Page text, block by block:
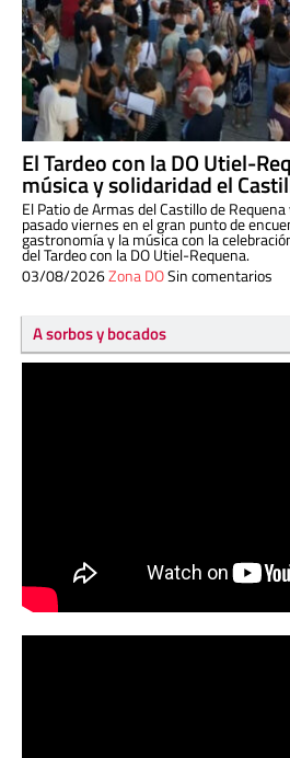
El Tardeo con la DO Utiel-
música y solidaridad el
El Patio de Armas del Castillo de
pasado viernes en el gran punto de
gastronomía y la música con la
del Tardeo con la DO Utiel-Requena.
03/08/2026Zona DOSin comentarios
A sorbos y bocados